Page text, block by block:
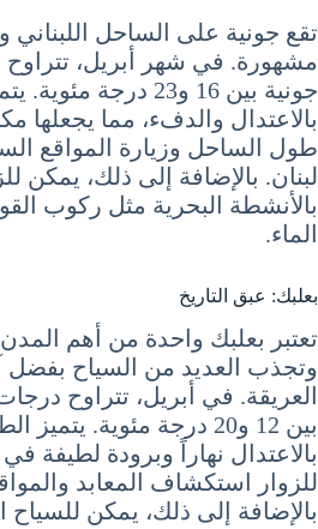
تقع جونية على الساحل اللبناني
مشهورة. في شهر أبريل،
جونية بين 16 و23
بالاعتدال والدفء، مما يجعلها
طول الساحل وزيارة المواقع
لبنان. بالإضافة إلى ذلك، يمكن
بالأنشطة البحرية مثل ركوب
الماء.
بعلبك: عبق التاريخ
تعتبر بعلبك واحدة من أهم المدن
وتجذب العديد من السياح بفضل
العريقة. في أبريل، تتراوح
بين 12 و20 درجة مئوية.
بالاعتدال نهاراً وبرودة لطيفة
للزوار استكشاف المعابد
بالإضافة إلى ذلك، يمكن للسياح